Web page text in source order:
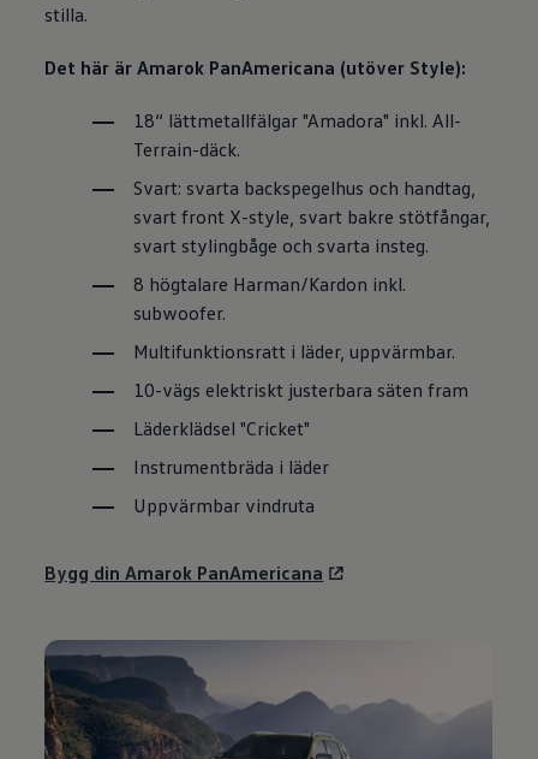
stilla.
Det här är Amarok PanAmericana (utöver Style):
18“ lättmetallfälgar "Amadora" inkl. All-
Terrain-däck.
Svart: svarta backspegelhus och handtag,
svart front X-style, svart bakre stötfångar,
svart stylingbåge och svarta insteg.
8 högtalare Harman/Kardon inkl.
subwoofer.
Multifunktionsratt i läder, uppvärmbar.
10-vägs elektriskt justerbara säten fram
Läderklädsel "Cricket"
Instrumentbräda i läder
Uppvärmbar vindruta
Bygg din Amarok PanAmericana